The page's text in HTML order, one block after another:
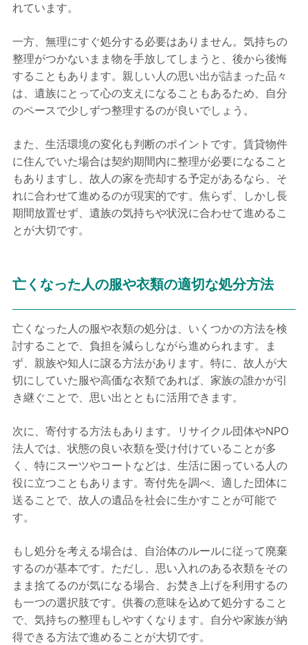
れています。
一方、無理にすぐ処分する必要はありません。気持ちの
整理がつかないまま物を手放してしまうと、後から後悔
することもあります。親しい人の思い出が詰まった品々
は、遺族にとって心の支えになることもあるため、自分
のペースで少しずつ整理するのが良いでしょう。
また、生活環境の変化も判断のポイントです。賃貸物件
に住んでいた場合は契約期間内に整理が必要になること
もありますし、故人の家を売却する予定があるなら、そ
れに合わせて進めるのが現実的です。焦らず、しかし長
期間放置せず、遺族の気持ちや状況に合わせて進めるこ
とが大切です。
亡くなった人の服や衣類の適切な処分方法
亡くなった人の服や衣類の処分は、いくつかの方法を検
討することで、負担を減らしながら進められます。ま
ず、親族や知人に譲る方法があります。特に、故人が大
切にしていた服や高価な衣類であれば、家族の誰かが引
き継ぐことで、思い出とともに活用できます。
次に、寄付する方法もあります。リサイクル団体やNPO
法人では、状態の良い衣類を受け付けていることが多
く、特にスーツやコートなどは、生活に困っている人の
役に立つこともあります。寄付先を調べ、適した団体に
送ることで、故人の遺品を社会に生かすことが可能で
す。
もし処分を考える場合は、自治体のルールに従って廃棄
するのが基本です。ただし、思い入れのある衣類をその
まま捨てるのが気になる場合、お焚き上げを利用するの
も一つの選択肢です。供養の意味を込めて処分すること
で、気持ちの整理もしやすくなります。自分や家族が納
得できる方法で進めることが大切です。